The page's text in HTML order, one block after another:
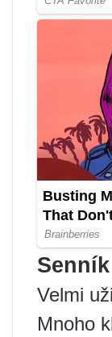
Velmi
Mnoho